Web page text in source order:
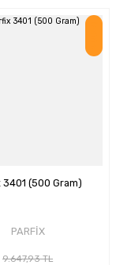
3401 (500 Gram)
PARFİX
9.647,93 TL